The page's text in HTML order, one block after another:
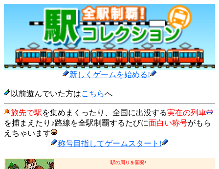
新しくゲームを始める!
以前遊んでいた方はこちらへ
旅先で駅を集めまくったり、全国に出没する実在の列車
を捕まえたり♪路線を全駅制覇するたびに面白い称号がもら
えちゃいます
称号目指してゲームスタート!
駅の周りを開発!